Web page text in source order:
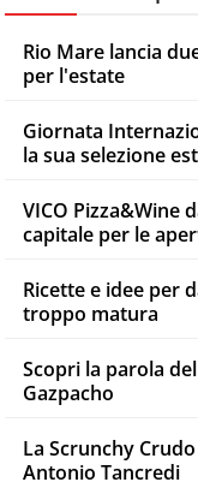
Rio Mare lancia
per l'estate
Giornata
la sua selezione
VICO Pizza&Wine
capitale per le
Ricette e idee per
troppo matura
Scopri la parola
Gazpacho
La Scrunchy
Antonio Tancredi